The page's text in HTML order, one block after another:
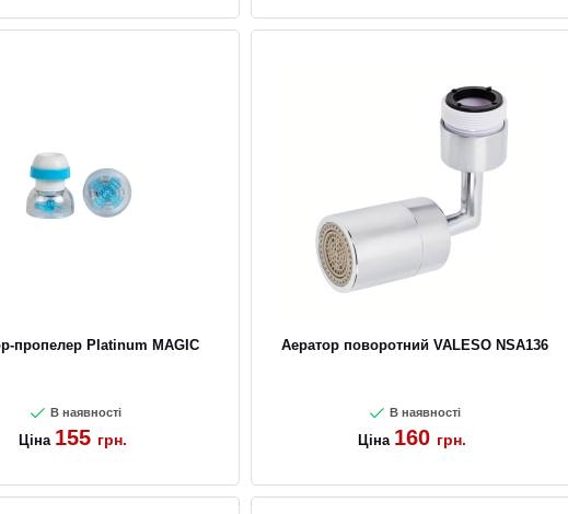
пропелер Platinum MAGIC
В наявності
Ціна 155 грн.
Аератор поворотний VALESO NSA136
В наявності
Ціна 160 грн.